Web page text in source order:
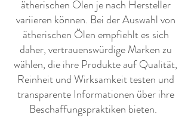
ätherischen Ölen je nach Hersteller
variieren können. Bei der Auswahl von
ätherischen Ölen empfiehlt es sich
daher, vertrauenswürdige Marken zu
wählen, die ihre Produkte auf Qualität,
Reinheit und Wirksamkeit testen und
transparente Informationen über ihre
Beschaffungspraktiken bieten. ​ ​